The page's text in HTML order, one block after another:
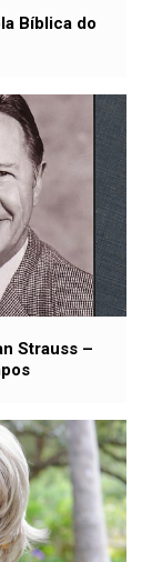
Bíblica do
Strauss –